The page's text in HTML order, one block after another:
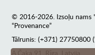
© 2016-2026. Izsoļu nams
“Provenance”
Tālrunis: (+371) 27750800